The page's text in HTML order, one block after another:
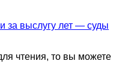
за выслугу лет — суды
чтения, то вы можете